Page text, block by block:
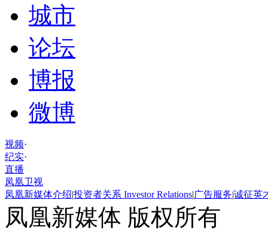
城市
论坛
博报
微博
视频·
纪实·
直播
凤凰卫视
凤凰新媒体介绍|投资者关系 Investor Relations|广告服务|诚征英
凤凰新媒体 版权所有